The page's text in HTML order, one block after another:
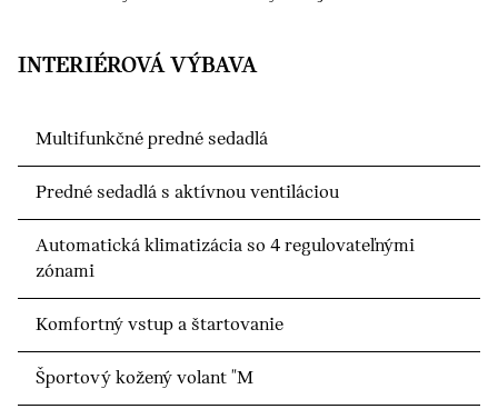
INTERIÉROVÁ VÝBAVA
Multifunkčné predné sedadlá
Predné sedadlá s aktívnou ventiláciou
Automatická klimatizácia so 4 regulovateľnými
zónami
Komfortný vstup a štartovanie
Športový kožený volant "M